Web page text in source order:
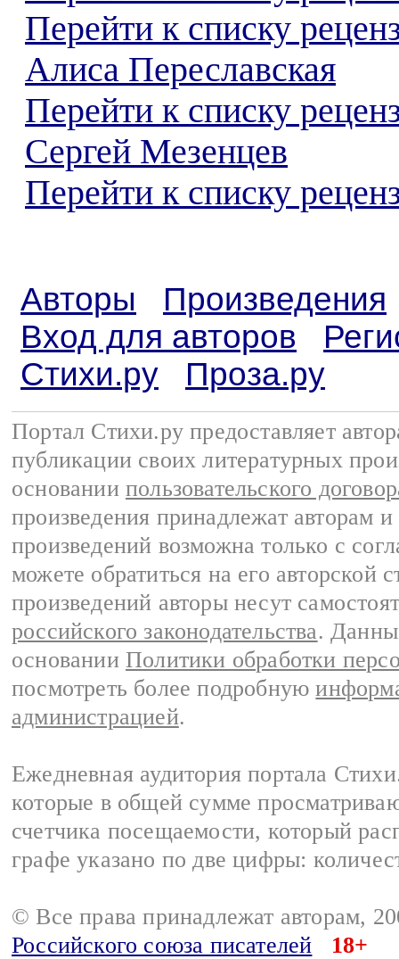
Перейти к списку
Алиса Переславская
Перейти к списку
Сергей Мезенцев
Перейти к списку
Авторы
Произведения
Вход для авторов
Стихи.ру
Проза.ру
Портал Стихи.ру предоставляет
публикации своих литературных
основании пользовательского
произведения принадлежат авторам
произведений возможна только с
можете обратиться на его авторской
произведений авторы несут
российского законодательства.
основании Политики обработки
посмотреть более подробную
администрацией.
Ежедневная аудитория портала
которые в общей сумме
счетчика посещаемости, который
графе указано по две цифры:
© Все права принадлежат авторам,
Российского союза писателей
18+